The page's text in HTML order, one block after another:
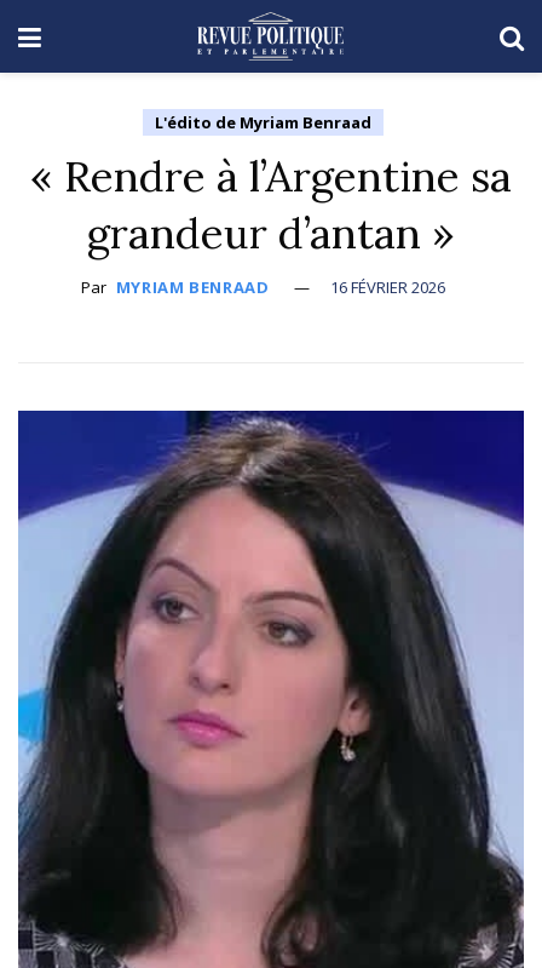
L'édito de Myriam Benraad
« Rendre à l’Argentine sa
grandeur d’antan »
Par MYRIAM BENRAAD 16 FÉVRIER 2026